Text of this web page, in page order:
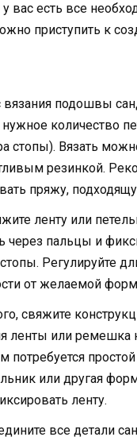
у вас есть все
приступить к
вязания подошвы
количество
стопы). Вязать
резинкой.
пряжу,
ленту или
через пальцы и
Регулируйте
от желаемой
свяжите
ленты или ремешка
потребуется
или другая
ленту.
все детали